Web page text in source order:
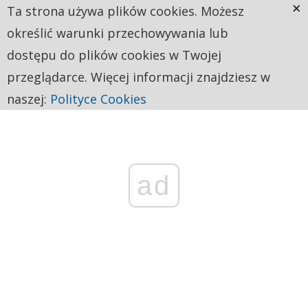
ad
Ta strona używa plików cookies. Możesz
określić warunki przechowywania lub
dostępu do plików cookies w Twojej
przeglądarce. Więcej informacji znajdziesz w
naszej: Polityce Cookies
×